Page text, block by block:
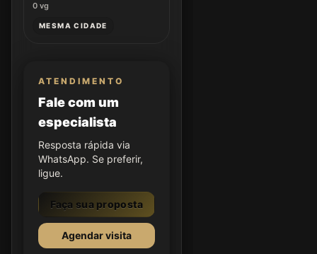
0 vg
MESMA CIDADE
ATENDIMENTO
Fale com um
especialista
Resposta rápida via
WhatsApp. Se preferir,
ligue.
Faça sua proposta
Agendar visita